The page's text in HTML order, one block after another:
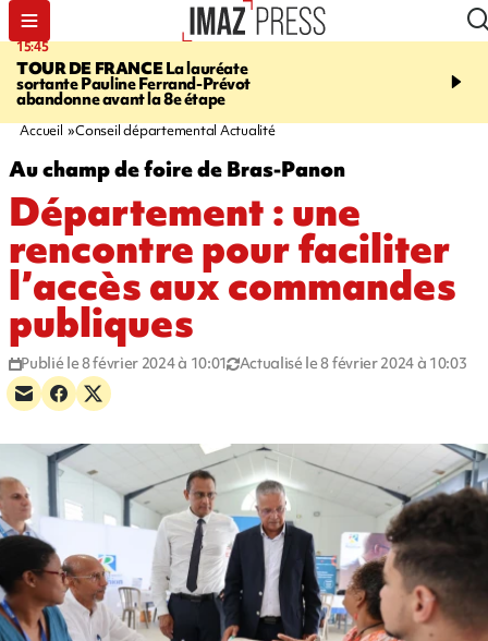
15:45
TOUR DE FRANCELa lauréate
sortante Pauline Ferrand-Prévot
abandonne avant la 8e étape
20:17
routière, concours de
Accueil Conseil départemental Actualité
Au champ de foire de Bras-Panon
Département : une
rencontre pour faciliter
l’accès aux commandes
publiques
Publié le 8 février 2024 à 10:01 Actualisé le 8 février 2024 à 10:03